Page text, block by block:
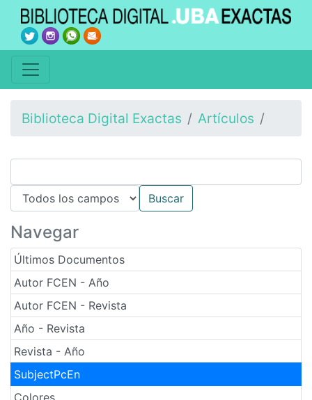
Biblioteca Digital Exactas Artículos
Navegar
Últimos Documentos
Autor FCEN - Año
Autor FCEN - Revista
Año - Revista
Revista - Año
SubjectPcEn